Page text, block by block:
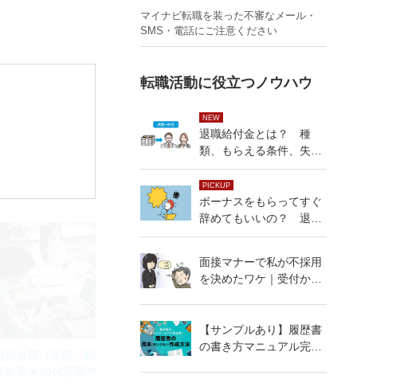
マイナビ転職を装った不審なメール・
SMS・電話にご注意ください
転職活動に役立つノウハウ
NEW
退職給付金とは？ 種
類、もらえる条件、失業
手当との違い
PICKUP
ボーナスをもらってすぐ
辞めてもいいの？ 退職
する時の注意点を解説
面接マナーで私が不採用
を決めたワケ｜受付から
【サンプルあり】履歴書
の書き方マニュアル完全
【総合職（営業／制作）】★第二新